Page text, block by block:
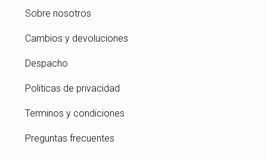
Sobre nosotros
Cambios y devoluciones
Despacho
Politicas de privacidad
Terminos y condiciones
Preguntas frecuentes